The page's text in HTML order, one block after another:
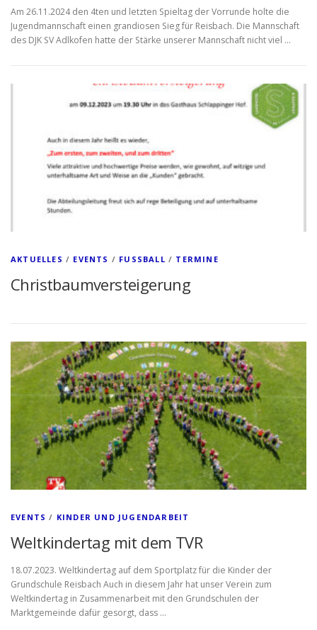
Am 26.11.2024 den 4ten und letzten Spieltag der Vorrunde holte die
Jugendmannschaft einen grandiosen Sieg für Reisbach. Die Mannschaft
des DJK SV Adlkofen hatte der Stärke unserer Mannschaft nicht viel …
AKTUELLES / EVENTS / FUSSBALL / TERMINE
Christbaumversteigerung
EVENTS / KINDER UND JUGENDARBEIT
Weltkindertag mit dem TVR
18.07.2023. Weltkindertag auf dem Sportplatz für die Kinder der
Grundschule Reisbach Auch in diesem Jahr hat unser Verein zum
Weltkindertag in Zusammenarbeit mit den Grundschulen der
Marktgemeinde dafür gesorgt, dass …